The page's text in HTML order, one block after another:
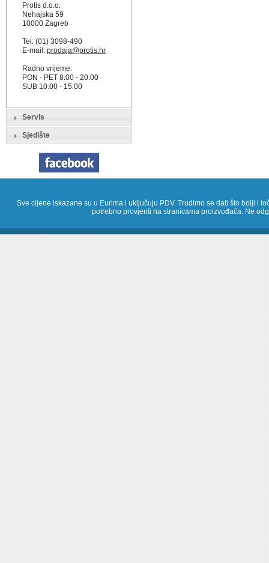
Protis d.o.o.
Nehajska 59
10000 Zagreb
Tel: (01) 3098-490
E-mail:prodaja@protis.hr
Radno vrijeme:
PON - PET 8:00 - 20:00
SUB 10:00 - 15:00
Servis
Sjedište
Sve cijene iskazane su u Eurima i uključuju PDV. Trudimo se dati što bolji i
potrebno provjeriti na stranicama proizvođača. Ne